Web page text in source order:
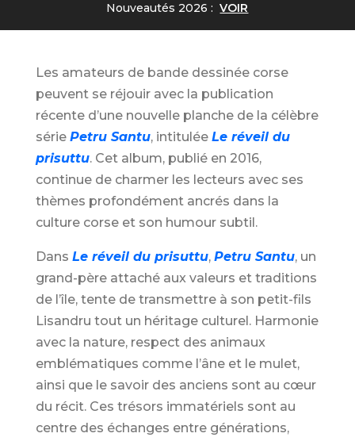
Nouveautés 2026 :VOIR
Les amateurs de bande dessinée corse
peuvent se réjouir avec la publication
récente d’une nouvelle planche de la célèbre
série Petru Santu, intitulée Le réveil du
prisuttu. Cet album, publié en 2016,
continue de charmer les lecteurs avec ses
thèmes profondément ancrés dans la
culture corse et son humour subtil.
Dans Le réveil du prisuttu, Petru Santu, un
grand-père attaché aux valeurs et traditions
de l’île, tente de transmettre à son petit-fils
Lisandru tout un héritage culturel. Harmonie
avec la nature, respect des animaux
emblématiques comme l’âne et le mulet,
ainsi que le savoir des anciens sont au cœur
du récit. Ces trésors immatériels sont au
centre des échanges entre générations,